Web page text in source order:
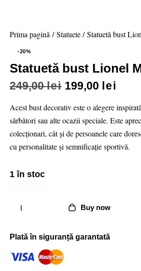
Prima pagină Statuete Statuetă bust
-20%
Statuetă bust Lionel
249,00lei 199,00 lei
Acest bust decorativ este o alegere
sărbători sau alte ocazii speciale. Este
colecționari, cât și de persoanele care
cu personalitate și semnificație sportivă.
1 în stoc
Buy now
Plată în siguranță garantată